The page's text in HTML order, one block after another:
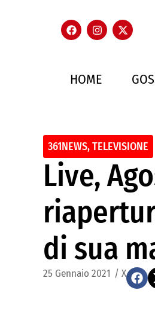
HOME
361NEWS,TELEVISIONE
Live,
di sua
25 Gennaio 2021 / X